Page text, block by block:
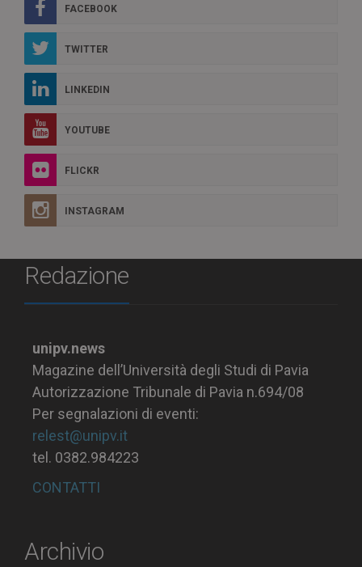
FACEBOOK
TWITTER
LINKEDIN
YOUTUBE
FLICKR
INSTAGRAM
Redazione
unipv.news
Magazine dell’Università degli Studi di Pavia
Autorizzazione Tribunale di Pavia n.694/08
Per segnalazioni di eventi:
relest@unipv.it
tel. 0382.984223
CONTATTI
Archivio